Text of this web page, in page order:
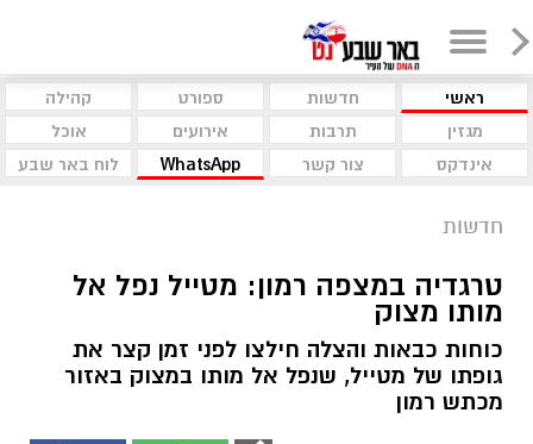
ראשי חדשות ספורט
קהילה
מגזין
תרבות אירועים
אוכל
אינדקס
צור קשר WhatsApp לוח באר שבע
חדשות
טרגדיה במצפה רמון: מטייל נפל אל
מותו מצוק
כוחות כבאות והצלה חילצו לפני זמן קצר את
גופתו של מטייל, שנפל אל מותו במצוק באזור
מכתש רמון